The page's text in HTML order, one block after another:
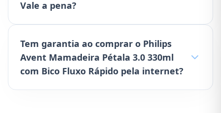
Vale a pena?
Tem garantia ao comprar o Philips
Avent Mamadeira Pétala 3.0 330ml
com Bico Fluxo Rápido pela internet?